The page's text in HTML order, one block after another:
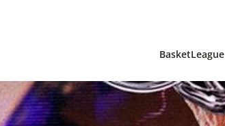
BasketLeague